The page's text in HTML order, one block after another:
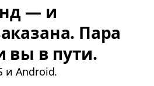
— и
Пара
вы в пути.
и Android.